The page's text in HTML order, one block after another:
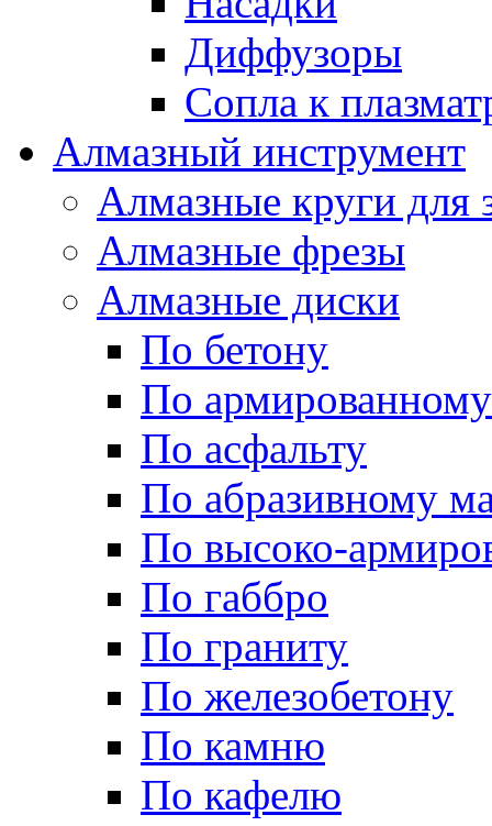
Диффузоры
Сопла к
Алмазный инструмент
Алмазные круги для
Алмазные фрезы
Алмазные диски
По бетону
По
По асфальту
По абразивному
По высоко-
По габбро
По граниту
По железобетону
По камню
По кафелю